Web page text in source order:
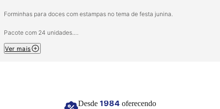
Forminhas para doces com estampas no tema de festa junina.
Pacote com 24 unidades.
Tamanho: 3cm x 3cm.
Composição: Papel cartão e pigmentos coloridos.
Ver mais
Desde 1984oferecendo